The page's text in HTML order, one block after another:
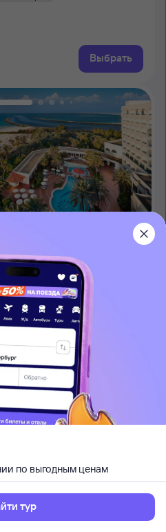
Выбрать
Ajman Kempinski)
с детьми
Кондиционер
парой
по выгодным ценам
тур